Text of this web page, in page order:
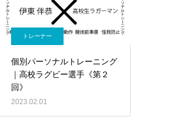
トレーナー
個別パーソナルトレーニング
｜高校ラグビー選手《第２
回》
2023.02.01